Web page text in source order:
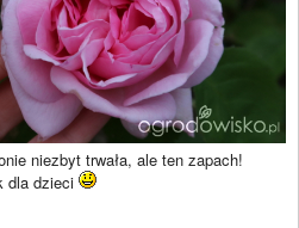
niezbyt trwała, ale ten zapach!
dla dzieci